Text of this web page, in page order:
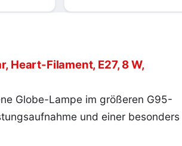
Heart-Filament, E27, 8 W,
Globe-Lampe im größeren G95-
und einer besonders